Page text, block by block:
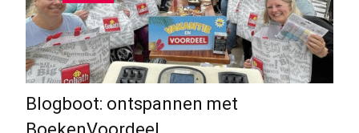
Blogboot: ontspannen met